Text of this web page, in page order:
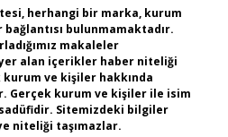
herhangi bir marka, kurum
bulunmamaktadır.
makaleler
alan içerikler haber niteliği
ve kişiler hakkında
Gerçek kurum ve kişiler ile isim
Sitemizdeki bilgiler
niteliği taşımazlar.